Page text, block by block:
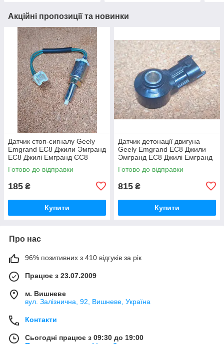
Акційні пропозиції та новинки
Датчик стоп-сигналу Geely
Emgrand EC8 Джили Эмгранд
ЕС8 Джилі Емгранд ЄС8
Готово до відправки
185 ₴
Купити
Датчик детонації двигуна
Geely Emgrand EC8 Джили
Эмгранд ЕС8 Джилі Емгранд
ЄС8
Готово до відправки
815 ₴
Купити
Про нас
96% позитивних з 410 відгуків за рік
Працює з 23.07.2009
м. Вишневе
вул. Залізнична, 92, Вишневе, Україна
Контакти
Сьогодні працює з 09:30 до 19:00